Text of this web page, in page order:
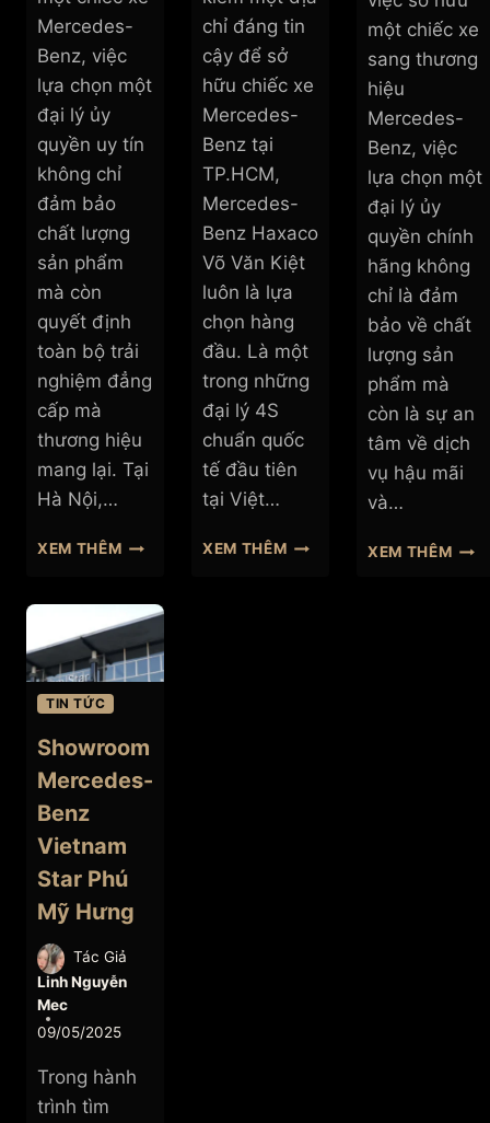
Mercedes-
Benz, việc
lựa chọn một
đại lý ủy
quyền uy tín
không chỉ
đảm bảo
chất lượng
sản phẩm
mà còn
quyết định
toàn bộ trải
nghiệm đẳng
cấp mà
thương hiệu
mang lại. Tại
Hà Nội,…
XEM THÊMSHOWROOM
HAXACO
GIANG
chỉ đáng tin
cậy để sở
hữu chiếc xe
Mercedes-
Benz tại
TP.HCM,
Mercedes-
Benz Haxaco
Võ Văn Kiệt
luôn là lựa
chọn hàng
đầu. Là một
trong những
đại lý 4S
chuẩn quốc
tế đầu tiên
tại Việt…
XEM THÊMSHOWROOM
một chiếc xe
sang thương
hiệu
Mercedes-
Benz, việc
lựa chọn một
đại lý ủy
quyền chính
hãng không
chỉ là đảm
bảo về chất
lượng sản
phẩm mà
còn là sự an
tâm về dịch
vụ hậu mãi
và…
XEM THÊM
TIN TỨC
Showroom
Mercedes-
Benz
Vietnam
Star Phú
Mỹ Hưng
Tác Giả
Linh Nguyễn
Mec
09/05/2025
Trong hành
trình tìm